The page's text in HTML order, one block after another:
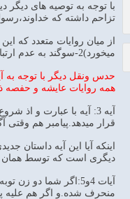
با توجه به توصیه های
تزاحم داشته که
میخورد)2-سوگند به عدم ارتباط با ماریه –همسرپیامبر-
همه روایات عایشه و حفصه
آیه 3: آیه با عبارت و
قرار میدهد.پیامبر هم
اینکه آیا این آیه داستان
دیگری است که توسط همان
آیات 4و5:اگر شما دو
منحرف شده.و اگر هم علیه